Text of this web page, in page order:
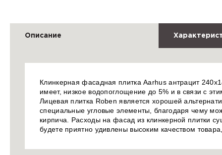
Описание
Клинкерная фасадная плитка Aarhus антрацит
имеет, низкое водопоглощение до 5% и в связи с
Лицевая плитка Roben является хорошей
специальные угловые элементы, благодаря чему
кирпича. Расходы на фасад из клинкерной плитки
будете приятно удивлены высоким качеством